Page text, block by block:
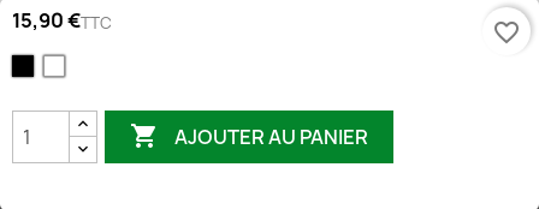
15,90 €TTC
 AJOUTER AU PANIER
favorite_border
VOTRE COMPTE 
INFORMATIONS
© 2022 E-clopevape . Tous les droits sont réservés.